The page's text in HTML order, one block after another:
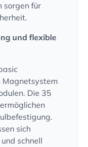
sorgen für
und flexible
Magnetsystem
Die 35
sich
schnell